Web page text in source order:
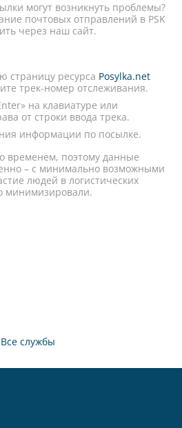
Все службы
могут возникнуть проблемы?
почтовых отправлений в PSK
через наш сайт.
страницу ресурса Posylka.net
трек-номер отслеживания.
на клавиатуре или
от строки ввода трека.
информации по посылке.
временем, поэтому данные
– с минимально возможными
людей в логистических
минимизировали.